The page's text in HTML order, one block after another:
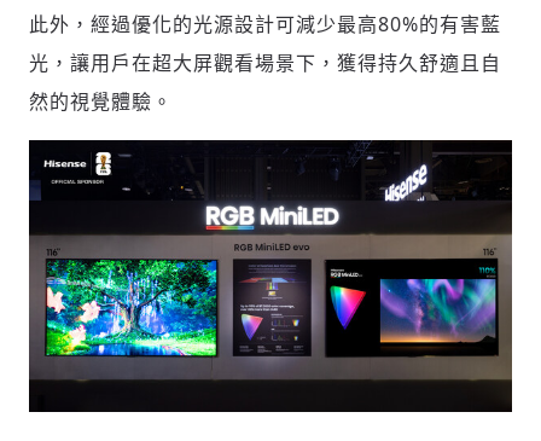
此外，經過優化的光源設計可減少最高80%的有害藍
光，讓用戶在超大屏觀看場景下，獲得持久舒適且自
然的視覺體驗。